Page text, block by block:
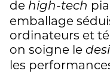
de high-tech
emballage
ordinateurs et
on soigne le
les